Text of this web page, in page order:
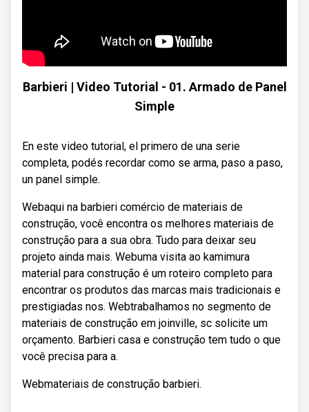
Barbieri | Video Tutorial - 01. Armado de Panel
Simple
En este video tutorial, el primero de una serie
completa, podés recordar como se arma, paso a paso,
un panel simple.
Webaqui na barbieri comércio de materiais de
construção, você encontra os melhores materiais de
construção para a sua obra. Tudo para deixar seu
projeto ainda mais. Webuma visita ao kamimura
material para construção é um roteiro completo para
encontrar os produtos das marcas mais tradicionais e
prestigiadas nos. Webtrabalhamos no segmento de
materiais de construção em joinville, sc solicite um
orçamento. Barbieri casa e construção tem tudo o que
você precisa para a.
Webmateriais de construção barbieri.